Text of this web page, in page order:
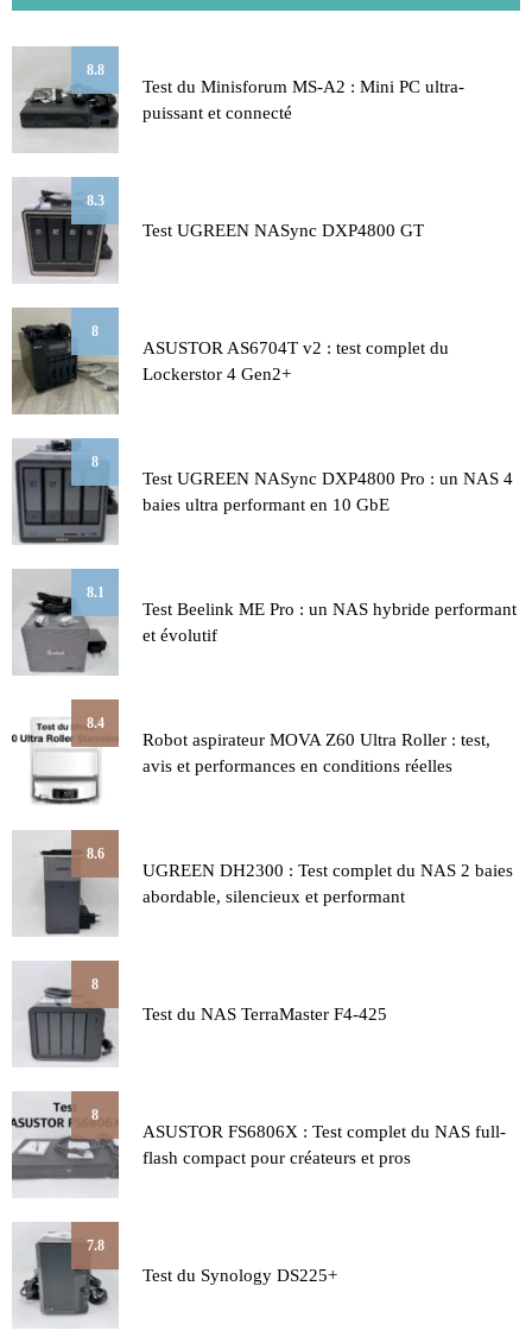
8.8
Test du Minisforum MS-A2 : Mini PC ultra-
puissant et connecté
8.3
Test UGREEN NASync DXP4800 GT
8
ASUSTOR AS6704T v2 : test complet du
Lockerstor 4 Gen2+
8
Test UGREEN NASync DXP4800 Pro : un NAS 4
baies ultra performant en 10 GbE
8.1
Test Beelink ME Pro : un NAS hybride performant
et évolutif
8.4
Robot aspirateur MOVA Z60 Ultra Roller : test,
avis et performances en conditions réelles
8.6
UGREEN DH2300 : Test complet du NAS 2 baies
abordable, silencieux et performant
8
Test du NAS TerraMaster F4-425
8
ASUSTOR FS6806X : Test complet du NAS full-
flash compact pour créateurs et pros
7.8
Test du Synology DS225+